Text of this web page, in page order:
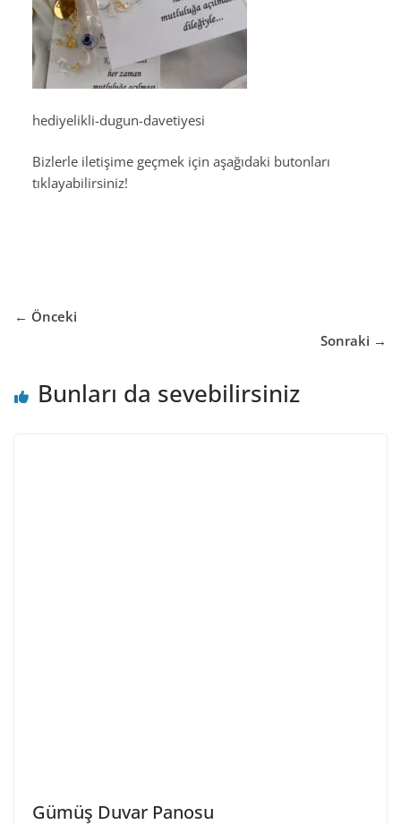
hediyelikli-dugun-davetiyesi
Bizlerle iletişime geçmek için aşağıdaki butonları
tıklayabilirsiniz!
← Önceki
Sonraki →
Bunları da sevebilirsiniz
Gümüş Duvar Panosu